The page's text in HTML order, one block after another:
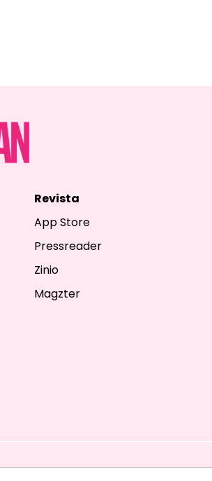
Revista
App Store
Pressreader
Zinio
Magzter
DERECHOS RESERVADOS. TBG -